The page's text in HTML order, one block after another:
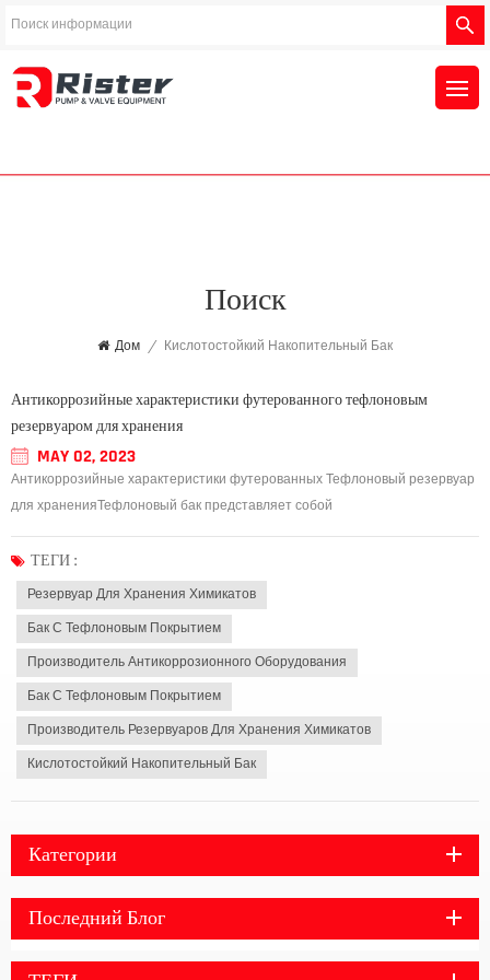
Поиск
Дом / Кислотостойкий Накопительный Бак
Антикоррозийные характеристики футерованного тефлоновым
резервуаром для хранения
MAY 02, 2023
Антикоррозийные характеристики футерованных Тефлоновый резервуар
для храненияТефлоновый бак представляет собой
основным материалом является политетрафторэтилен (ПТФЭ),
в...
ТЕГИ :
Резервуар Для Хранения Химикатов
Бак С Тефлоновым Покрытием
Производитель Антикоррозионного Оборудования
Бак С Тефлоновым Покрытием
Производитель Резервуаров Для Хранения Химикатов
Кислотостойкий Накопительный Бак
Категории
Последний Блог